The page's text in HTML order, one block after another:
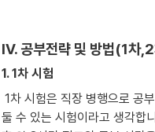
Ⅳ. 공부전략 및 방법(1차
1. 1차 시험
둘 수 있는 시험이라고 생각합